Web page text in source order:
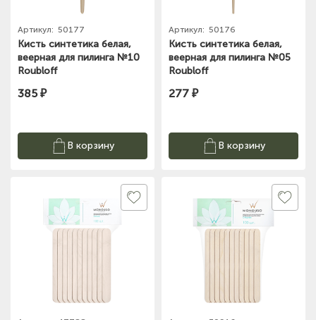
Артикул: 50177
Кисть синтетика белая,
веерная для пилинга №10
Roubloff
385 ₽
В корзину
Артикул: 50176
Кисть синтетика белая,
веерная для пилинга №05
Roubloff
277 ₽
В корзину